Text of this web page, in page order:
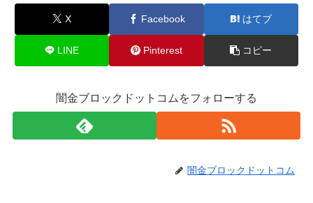
X Facebook はてブ
LINE Pinterest コピー
闇金ブロックドットコムをフォローする
闇金ブロックドットコム